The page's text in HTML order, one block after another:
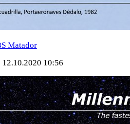
Matador
12.10.2020 10:56